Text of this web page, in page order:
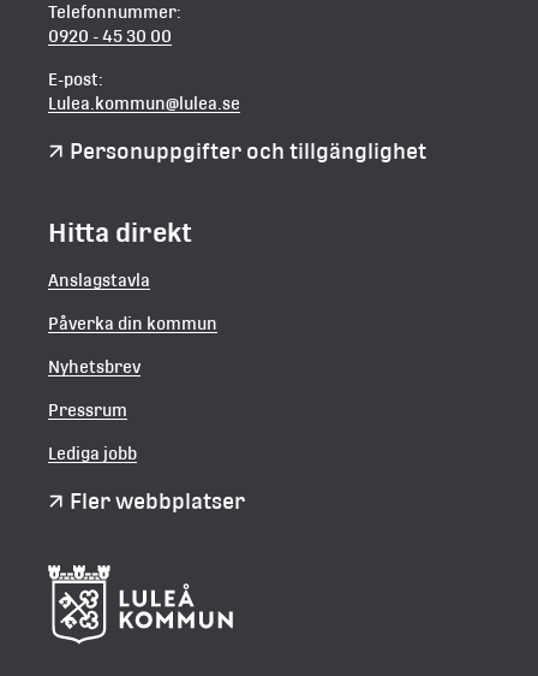
Telefonnummer:
0920 - 45 30 00
E-post:
Lulea.kommun@lulea.se
Personuppgifter och tillgänglighet
Hitta direkt
Anslagstavla
Påverka din kommun
Nyhetsbrev
Pressrum
Lediga jobb
Fler webbplatser